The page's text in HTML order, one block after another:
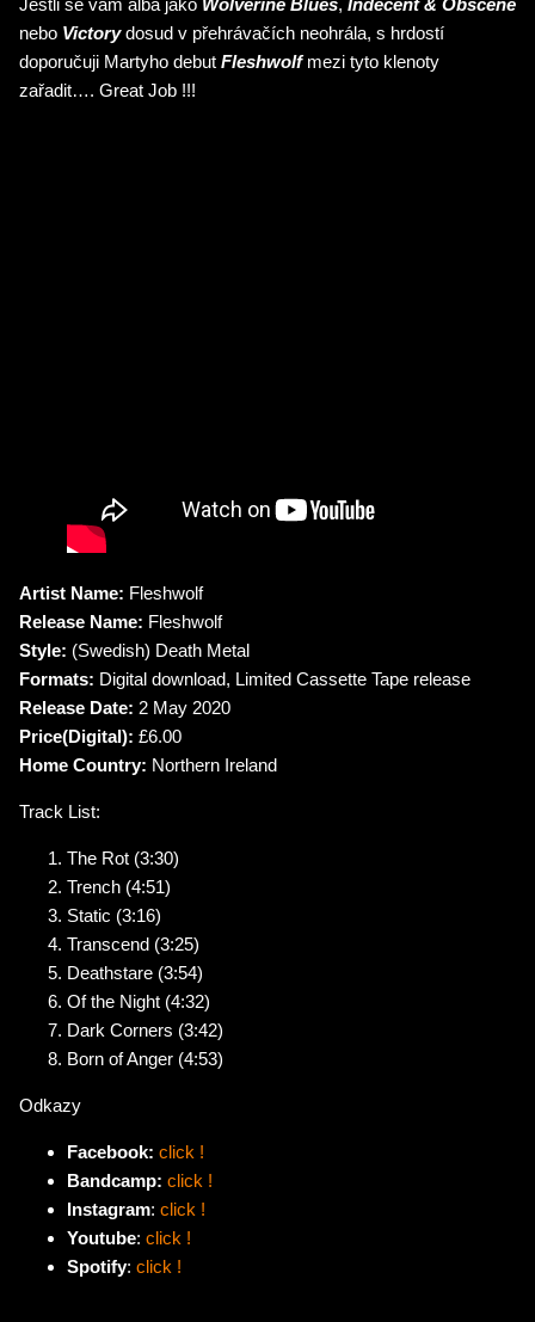
Jestli se vám alba jako Wolverine Blues, Indecent & Obscene
nebo Victorydosud v přehrávačích neohrála, s hrdostí
doporučuji Martyho debut Fleshwolfmezi tyto klenoty
zařadit…. Great Job !!!
Artist Name: Fleshwolf
Release Name: Fleshwolf
Style: (Swedish) Death Metal
Formats: Digital download, Limited Cassette Tape release
Release Date: 2 May 2020
Price(Digital): £6.00
Home Country: Northern Ireland
Track List:
The Rot (3:30)
Trench (4:51)
Static (3:16)
Transcend (3:25)
Deathstare (3:54)
Of the Night (4:32)
Dark Corners (3:42)
Born of Anger (4:53)
Odkazy
Facebook: click !
Bandcamp: click !
Instagram: click !
Youtube: click !
Spotify: click !